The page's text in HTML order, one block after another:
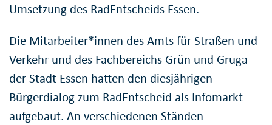
Umsetzung des RadEntscheids Essen.
Die Mitarbeiter*innen des Amts für Straßen und
Verkehr und des Fachbereichs Grün und Gruga
der Stadt Essen hatten den diesjährigen
Bürgerdialog zum RadEntscheid als Infomarkt
aufgebaut. An verschiedenen Ständen